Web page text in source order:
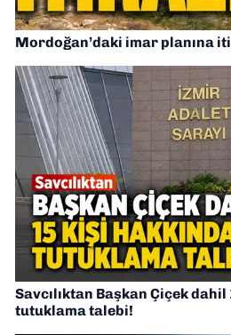
Mordoğan’daki imar planına
Savcılıktan Başkan Çiçek
tutuklama talebi!